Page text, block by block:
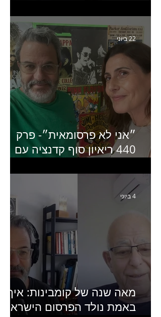
״אני לא פרסומאית״- פרק
440 ריאיון סוף קדנציה עם
מנכ״לית באומן בר ריבנאי
22 ביוני
מאה שנה של קומבינות: איך
באמת נולד הפרסום
4 ביוני